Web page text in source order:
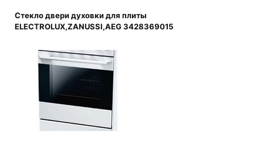
Стекло двери духовки для плиты
ELECTROLUX,ZANUSSI,AEG 3428369015